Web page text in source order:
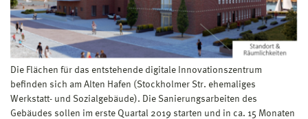
Die Flächen für das entstehende digitale Innovationszentrum
befinden sich am Alten Hafen (Stockholmer Str. ehemaliges
Werkstatt- und Sozialgebäude). Die Sanierungsarbeiten des
Gebäudes sollen im erste Quartal 2019 starten und in ca. 15 Monaten